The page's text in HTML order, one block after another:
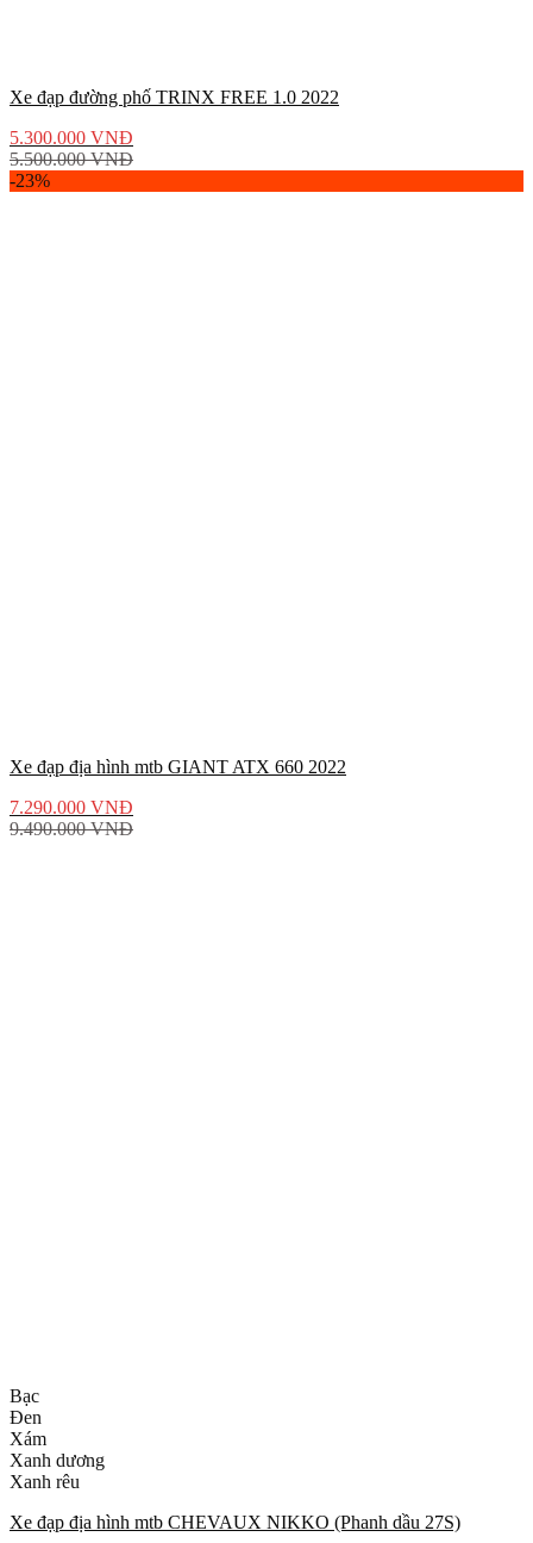
Xe đạp đường phố TRINX FREE 1.0 2022
5.300.000 VNĐ
5.500.000VNĐ
-23%
Xe đạp địa hình mtb GIANT ATX 660 2022
7.290.000 VNĐ
9.490.000VNĐ
Bạc
Đen
Xám
Xanh dương
Xanh rêu
Xe đạp địa hình mtb CHEVAUX NIKKO (Phanh dầu 27S)